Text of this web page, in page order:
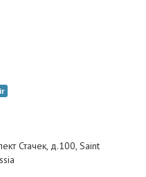
Стачек, д.100, Saint